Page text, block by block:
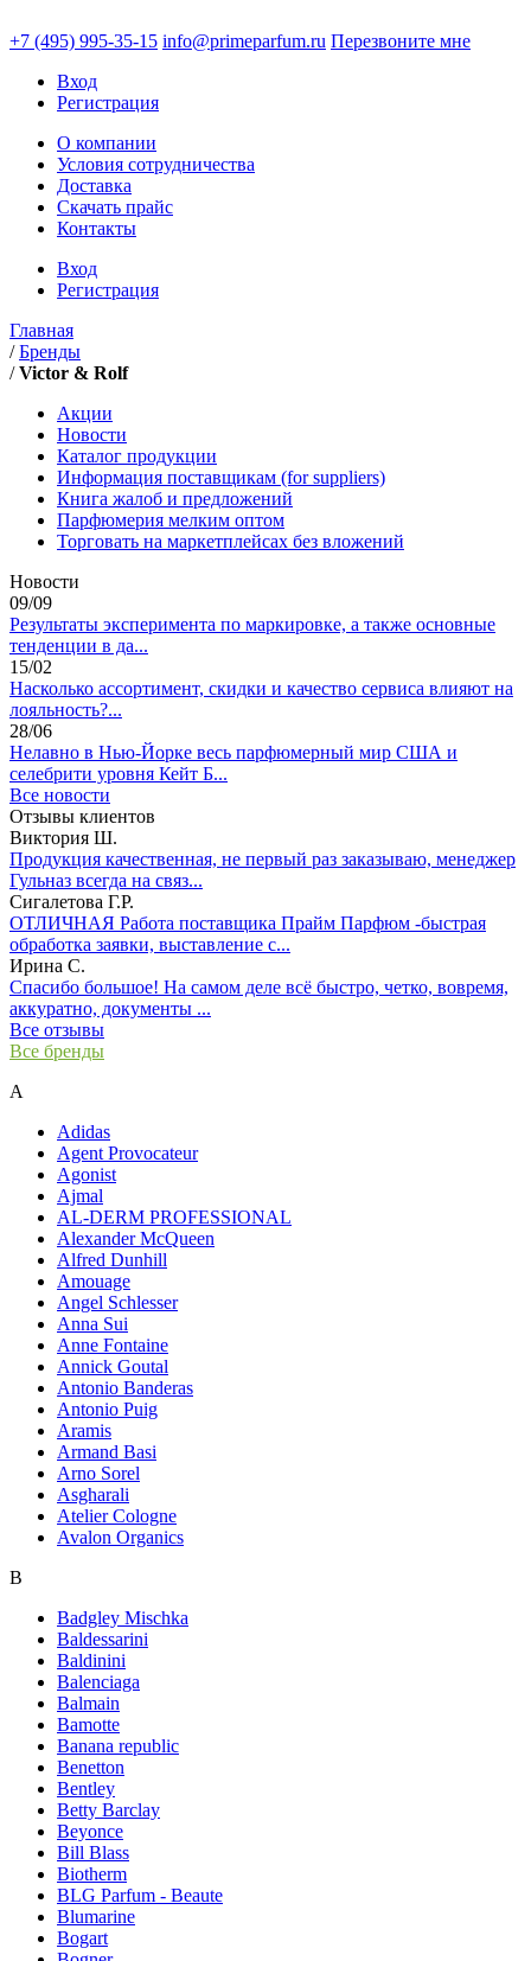
+7 (495) 995-35-15 info@primeparfum.ru Перезвоните мне
Вход
Регистрация
О компании
Условия сотрудничества
Доставка
Скачать прайс
Контакты
Вход
Регистрация
Главная
/Бренды
/Victor & Rolf
Акции
Новости
Каталог продукции
Информация поставщикам (for suppliers)
Книга жалоб и предложений
Парфюмерия мелким оптом
Торговать на маркетплейсах без вложений
Новости
09/09
Результаты эксперимента по маркировке, а также основные
тенденции в да...
15/02
Насколько ассортимент, скидки и качество сервиса влияют на
лояльность?...
28/06
Нелавно в Нью-Йорке весь парфюмерный мир США и
селебрити уровня Кейт Б...
Все новости
Отзывы клиентов
Виктория Ш.
Продукция качественная, не первый раз заказываю, менеджер
Гульназ всегда на связ...
Сигалетова Г.Р.
ОТЛИЧНАЯ Работа поставщика Прайм Парфюм -быстрая
обработка заявки, выставление с...
Ирина С.
Спасибо большое! На самом деле всё быстро, четко, вовремя,
аккуратно, документы ...
Все отзывы
Все бренды
A
Adidas
Agent Provocateur
Agonist
Ajmal
AL-DERM PROFESSIONAL
Alexander McQueen
Alfred Dunhill
Amouage
Angel Schlesser
Anna Sui
Anne Fontaine
Annick Goutal
Antonio Banderas
Antonio Puig
Aramis
Armand Basi
Arno Sorel
Asgharali
Atelier Cologne
Avalon Organics
B
Badgley Mischka
Baldessarini
Baldinini
Balenciaga
Balmain
Bamotte
Banana republic
Benetton
Bentley
Betty Barclay
Beyonce
Bill Blass
Biotherm
BLG Parfum - Beaute
Blumarine
Bogart